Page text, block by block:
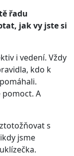
řadu
jak vy jste si
i vedení. Vždy
kdo k
pomoct. A
s
jsme